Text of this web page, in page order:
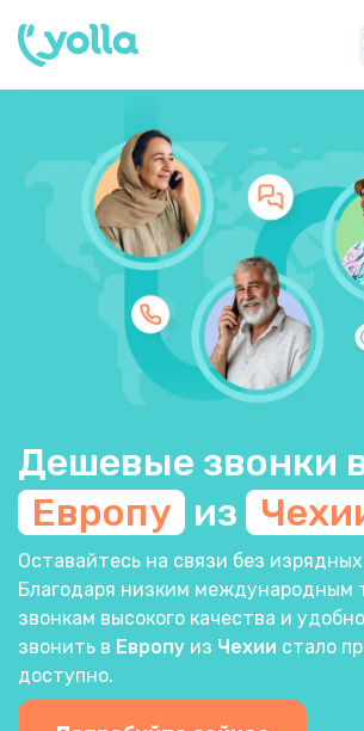
Дешевые звонки
Европу из
Оставайтесь на связи без
Благодаря низким международным
звонкам высокого качества и
звонить в Европу из Чехии стало
доступно.